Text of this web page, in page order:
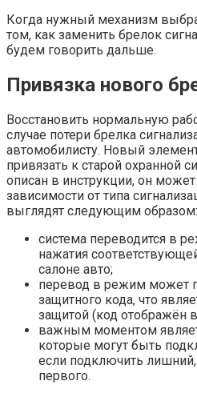
Когда нужный механизм
том, как заменить брелок
будем говорить дальше.
Привязка нового
Восстановить нормальную
случае потери брелка
автомобилисту. Новый
привязать к старой охранной
описан в инструкции, он может
зависимости от типа
выглядят следующим образом:
система переводится в
нажатия
салоне авто;
перевод в режим может
защитного кода, что
защитой (код отображён
важным моментом
которые могут быть
если подключить лишний,
первого.